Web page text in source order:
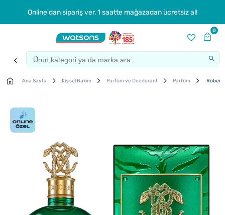
Online'dan sipariş ver, 1 saatte mağazadan ücretsiz al!
0
Ana Sayfa Kişisel Bakım Parfüm ve Deodorant Parfüm